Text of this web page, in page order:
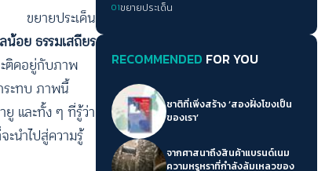
ขยายประเด็น
น้อย ธรรมเสถียร
ติดอยู่กับภาพ
ระทบ ภาพนี้
และทั้ง ๆ ที่รู้ว่า
นำไปสู่ความรู้
01ขยายประเด็น
RECOMMENDED FOR YOU
ชาติที่เพิ่งสร้าง ‘สองฝั่งโขงเป็น
ของเรา’
จากศาสนาถึงสินค้าแบรนด์เนม
ความหรูหราที่กำลังล้มเหลวของ